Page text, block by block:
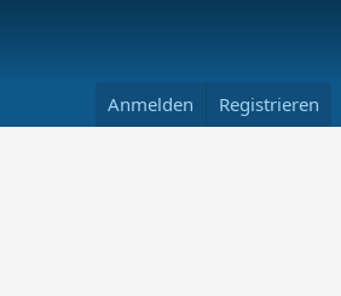
Anmelden Registrieren